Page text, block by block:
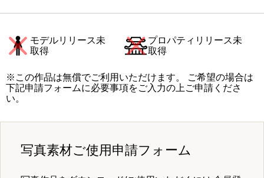
モデルリリース未
取得
プロパティリリース未
取得
※この作品は無償でご利用いただけます。 ご希望の場合は
下記申請フォームに必要事項をご入力の上ご申請くださ
い。
写真素材ご使用申請フォーム